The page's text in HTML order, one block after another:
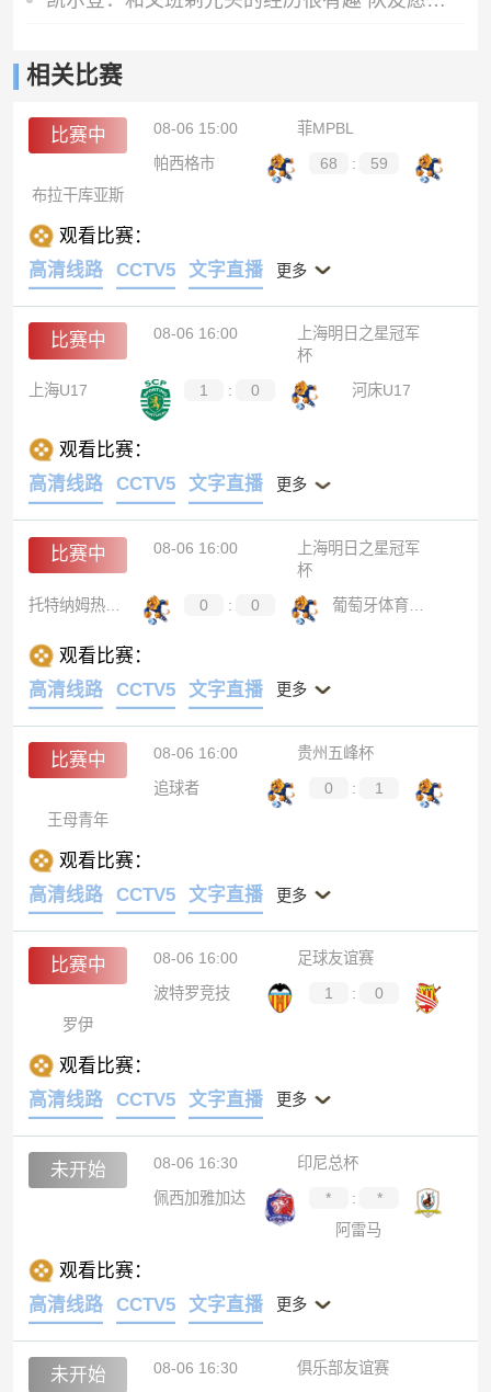
相关比赛
比赛中 08-06 15:00
菲MPBL
帕西格市
68 :
59
布拉干库亚斯
观看比赛：
高清线路
CCTV5 文字直播 更多
比赛中 08-06 16:00
上海明日之星冠军
杯
上海U17
1 : 0 河床U17
观看比赛：
高清线路
CCTV5 文字直播 更多
比赛中 08-06 16:00
上海明日之星冠军
杯
0 : 0
观看比赛：
高清线路
CCTV5 文字直播 更多
比赛中 08-06 16:00
贵州五峰杯
追球者
0 :
1
王母青年
观看比赛：
高清线路
CCTV5 文字直播 更多
比赛中 08-06 16:00
足球友谊赛
波特罗竞技
1 :
0
罗伊
观看比赛：
高清线路
CCTV5 文字直播 更多
未开始 08-06 16:30
印尼总杯
佩西加雅加达
* :
*
阿雷马
观看比赛：
高清线路
CCTV5 文字直播 更多
未开始 08-06 16:30 俱乐部友谊赛